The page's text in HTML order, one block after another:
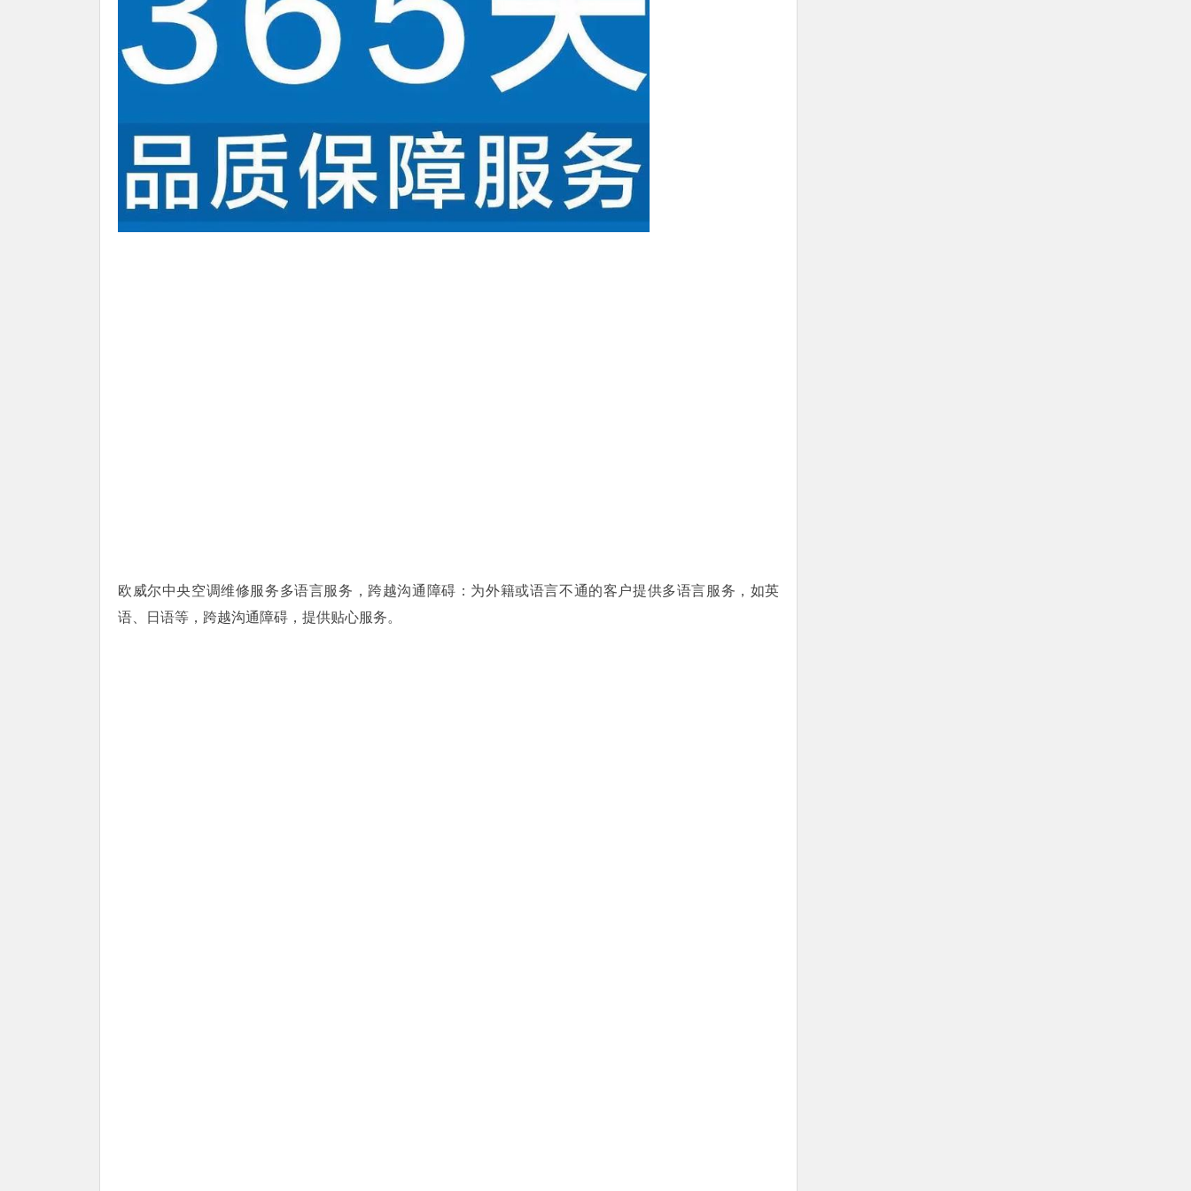
欧威尔中央空调维修服务多语言服务，跨越沟通障碍：为外籍或语言不通的客户提供多语言服务，如英
语、日语等，跨越沟通障碍，提供贴心服务。